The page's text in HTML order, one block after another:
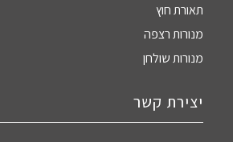
תאורת חוץ
מנורות רצפה
מנורות שולחן
יצירת קשר